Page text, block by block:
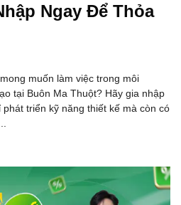
Ngay Để Thỏa
muốn làm việc trong môi
tại Buôn Ma Thuột? Hãy gia nhập
triển kỹ năng thiết kế mà còn có